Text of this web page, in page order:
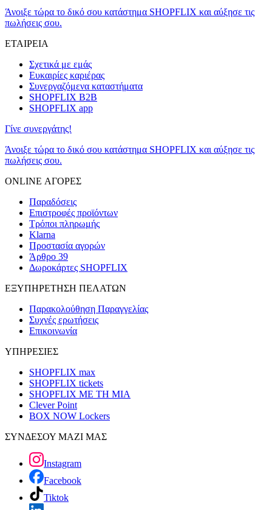
Άνοιξε τώρα το δικό σου κατάστημα SHOPFLIX και αύξησε τις
πωλήσεις σου.
ΕΤΑΙΡΕΙΑ
Σχετικά με εμάς
Ευκαιρίες καριέρας
Συνεργαζόμενα καταστήματα
SHOPFLIX B2B
SHOPFLIX app
Γίνε συνεργάτης!
Άνοιξε τώρα το δικό σου κατάστημα SHOPFLIX και αύξησε τις
πωλήσεις σου.
ONLINE ΑΓΟΡΕΣ
Παραδόσεις
Επιστροφές προϊόντων
Τρόποι πληρωμής
Klarna
Προστασία αγορών
Άρθρο 39
Δωροκάρτες SHOPFLIX
ΕΞΥΠΗΡΕΤΗΣΗ ΠΕΛΑΤΩΝ
Παρακολούθηση Παραγγελίας
Συχνές ερωτήσεις
Επικοινωνία
ΥΠΗΡΕΣΙΕΣ
SHOPFLIX max
SHOPFLIX tickets
SHOPFLIX ΜΕ ΤΗ ΜΙΑ
Clever Point
BOX NOW Lockers
ΣΥΝΔΕΣΟΥ ΜΑΖΙ ΜΑΣ
Instagram
Facebook
Tiktok